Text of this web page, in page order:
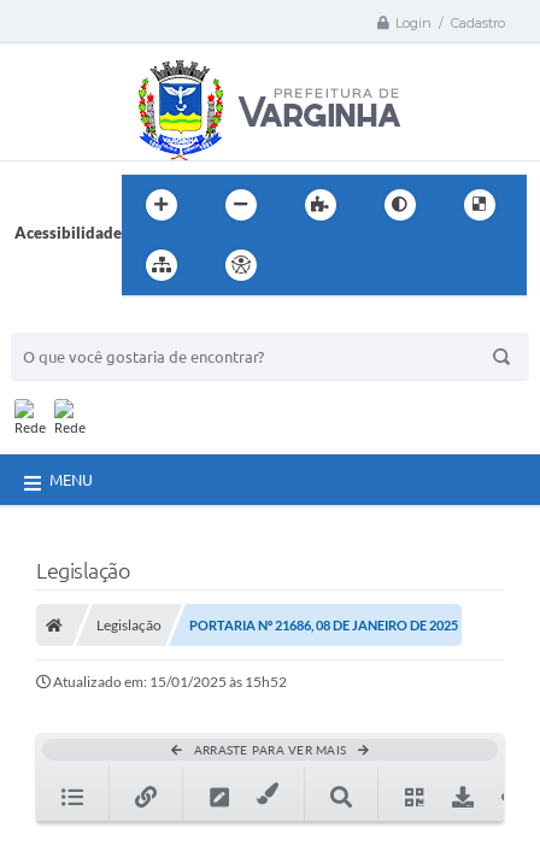
Login / Cadastro
Acessibilidade
MENU
Legislação
Legislação PORTARIA Nº 21686, 08 DE JANEIRO DE 2025
Atualizado em: 15/01/2025 às 15h52
ARRASTE PARA VER MAIS